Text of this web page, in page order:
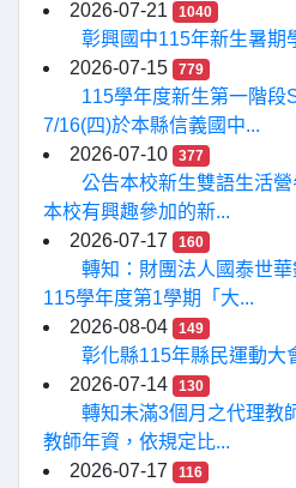
2026-07-21
1040
彰興國中115年新生暑期
2026-07-15
779
115學年度新生第一階段
7/16(四)於本縣信義國中...
2026-07-10
377
公告本校新生雙語生活
本校有興趣參加的新...
2026-07-17
160
轉知：財團法人國泰世
115學年度第1學期「大...
2026-08-04
149
彰化縣115年縣民運動大
2026-07-14
130
轉知未滿3個月之代理教
教師年資，依規定比...
2026-07-17
116